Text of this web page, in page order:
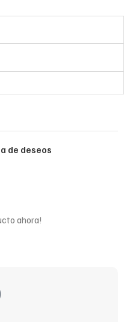
de deseos
ahora!